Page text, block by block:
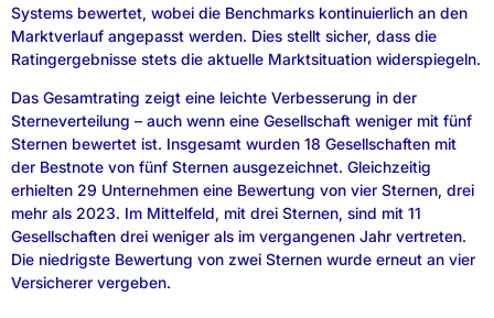
Systems bewertet, wobei die Benchmarks kontinuierlich an den
Marktverlauf angepasst werden. Dies stellt sicher, dass die
Ratingergebnisse stets die aktuelle Marktsituation widerspiegeln.
Das Gesamtrating zeigt eine leichte Verbesserung in der
Sterneverteilung – auch wenn eine Gesellschaft weniger mit fünf
Sternen bewertet ist. Insgesamt wurden 18 Gesellschaften mit
der Bestnote von fünf Sternen ausgezeichnet. Gleichzeitig
erhielten 29 Unternehmen eine Bewertung von vier Sternen, drei
mehr als 2023. Im Mittelfeld, mit drei Sternen, sind mit 11
Gesellschaften drei weniger als im vergangenen Jahr vertreten.
Die niedrigste Bewertung von zwei Sternen wurde erneut an vier
Versicherer vergeben.